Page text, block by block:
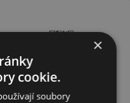
×
cookie.
soubory